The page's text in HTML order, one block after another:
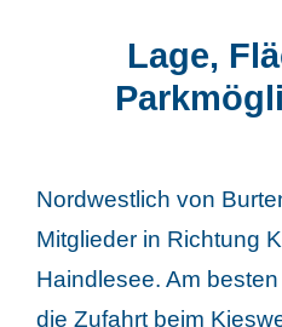
Lage,
Nordwestlich von
Mitglieder in Richtung
Haindlesee. Am
die Zufahrt beim